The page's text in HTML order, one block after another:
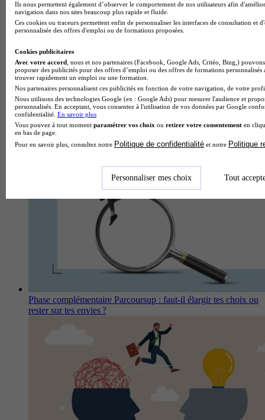
Parcoursup, pourquoi ces formations ne te répondront pas
avant le 21 août
Phase complémentaire Parcoursup : faut-il élargir tes choix ou
rester sur tes envies ?
Ils nous permettent également d’observer le comportement de nos utilisateurs afin
navigation dans nos sites beaucoup plus rapide et fluide.
Ces cookies ou traceurs permettent enfin de personnaliser les interfaces de consultation et
personnalisée des offres d'emploi ou de formations proposées.
Cookies publicitaires
Avec votre accord , nous et nos partenaires (Facebook, Google Ads, Critéo, Bing,)
proposer des publicités pour des offres d’emploi ou des offres de formations
trouver rapidement un emploi ou une formation.
Nos partenaires personnalisent ces publicités en fonction de votre navigation, de votre
Nous utilisons des technologies Google (ex : Google Ads) pour mesurer l'audience et
personnalisés. En acceptant, vous consentez à l'utilisation de vos données par Google
confidentialité. En savoir plus
Vous pouvez à tout moment paramétrer vos choix ou retirer votre consentement en
en bas de page.
Pour en savoir plus, consultez notre Politique de confidentialité et notre Politique
Personnaliser mes choix Tout